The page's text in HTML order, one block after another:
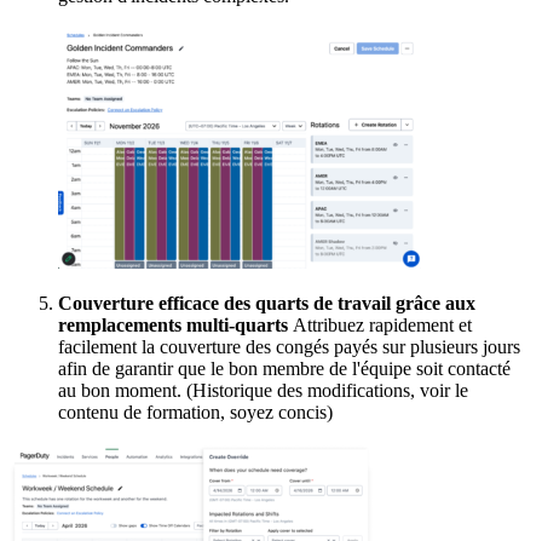
Couverture efficace des quarts de travail grâce aux
remplacements multi-quarts Attribuez rapidement et
facilement la couverture des congés payés sur plusieurs jours
afin de garantir que le bon membre de l'équipe soit contacté
au bon moment. (Historique des modifications, voir le
contenu de formation, soyez concis)